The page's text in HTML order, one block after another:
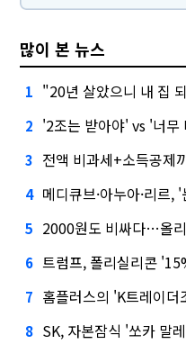
많이 본 뉴스
1 "20년 살았으니 내 집
2 '2조는 받아야' vs '너
3 전액 비과세+소득공제
4 메디큐브·아누아·리르
5 2000원도 비싸다…올리브
6 트럼프, 폴리실리콘 '15%
7 홈플러스의 'K트레이
8 SK, 자본잠식 '쏘카 말